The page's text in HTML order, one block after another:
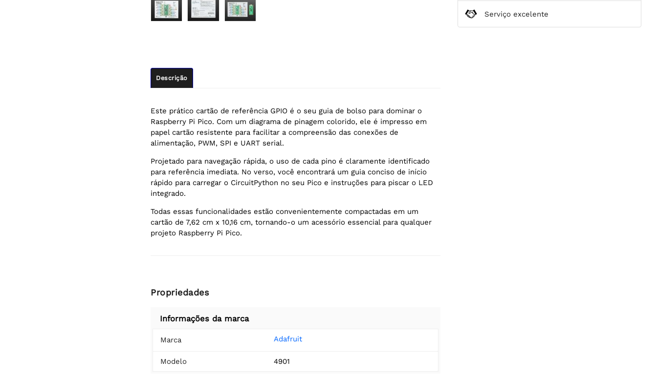
Descrição
Este prático cartão de referência GPIO é o seu guia de bolso para dominar o
Raspberry Pi Pico. Com um diagrama de pinagem colorido, ele é impresso em
papel cartão resistente para facilitar a compreensão das conexões de
alimentação, PWM, SPI e UART serial.
Projetado para navegação rápida, o uso de cada pino é claramente identificado
para referência imediata. No verso, você encontrará um guia conciso de início
rápido para carregar o CircuitPython no seu Pico e instruções para piscar o LED
integrado.
Todas essas funcionalidades estão convenientemente compactadas em um
cartão de 7,62 cm x 10,16 cm, tornando-o um acessório essencial para qualquer
projeto Raspberry Pi Pico.
Propriedades
Informações da marca
Marca Adafruit
Modelo 4901
Serviço excelente